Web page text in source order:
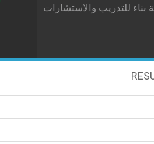
بناء للتدريب والاستشارات